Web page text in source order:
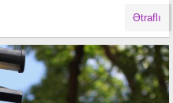
Ətraflı